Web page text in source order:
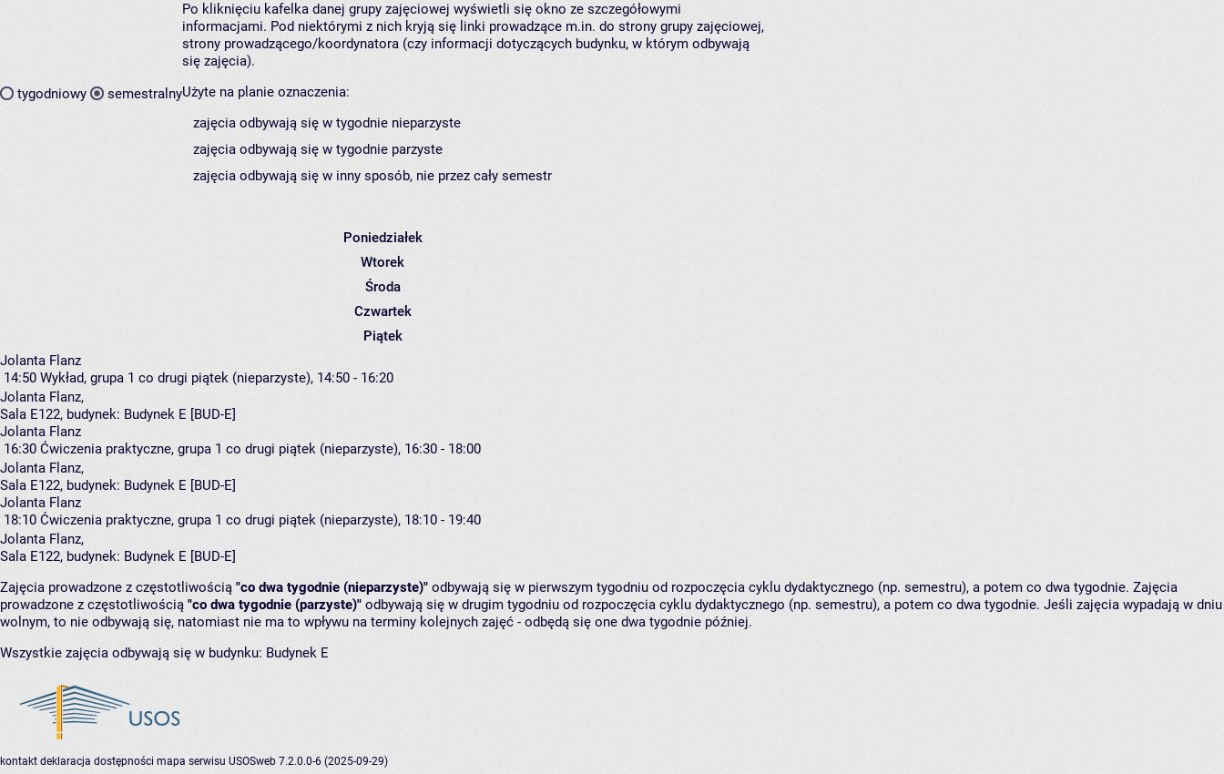
tygodniowy semestralny
Po kliknięciu kafelka danej grupy zajęciowej wyświetli się okno ze szczegółowymi
informacjami. Pod niektórymi z nich kryją się linki prowadzące m.in. do strony grupy zajęciowej,
strony prowadzącego/koordynatora (czy informacji dotyczących budynku, w którym odbywają
się zajęcia).
Użyte na planie oznaczenia:
zajęcia odbywają się w tygodnie nieparzyste
zajęcia odbywają się w tygodnie parzyste
zajęcia odbywają się w inny sposób, nie przez cały semestr
Poniedziałek
Wtorek
Środa
Czwartek
Piątek
Jolanta Flanz
14:50 Wykład, grupa 1 co drugi piątek (nieparzyste), 14:50 - 16:20
Jolanta Flanz,
Sala E122, budynek: Budynek E [BUD-E]
Jolanta Flanz
16:30 Ćwiczenia praktyczne, grupa 1 co drugi piątek (nieparzyste), 16:30 - 18:00
Jolanta Flanz,
Sala E122, budynek: Budynek E [BUD-E]
Jolanta Flanz
18:10 Ćwiczenia praktyczne, grupa 1 co drugi piątek (nieparzyste), 18:10 - 19:40
Jolanta Flanz,
Sala E122, budynek: Budynek E [BUD-E]
Zajęcia prowadzone z częstotliwością "co dwa tygodnie (nieparzyste)" odbywają się w pierwszym tygodniu od rozpoczęcia cyklu dydaktycznego (np. semestru), a potem co dwa tygodnie. Zajęcia
prowadzone z częstotliwością "co dwa tygodnie (parzyste)" odbywają się w drugim tygodniu od rozpoczęcia cyklu dydaktycznego (np. semestru), a potem co dwa tygodnie. Jeśli zajęcia wypadają w dniu
wolnym, to nie odbywają się, natomiast nie ma to wpływu na terminy kolejnych zajęć - odbędą się one dwa tygodnie później.
Wszystkie zajęcia odbywają się w budynku: Budynek E
kontakt deklaracja dostępności mapa serwisu USOSweb 7.2.0.0-6 (2025-09-29)